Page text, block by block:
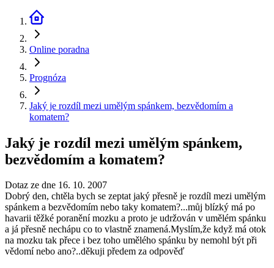
Online poradna
Prognóza
Jaký je rozdíl mezi umělým spánkem, bezvědomím a
komatem?
Jaký je rozdíl mezi umělým spánkem,
bezvědomím a komatem?
Dotaz ze dne 16. 10. 2007
Dobrý den, chtěla bych se zeptat jaký přesně je rozdíl mezi umělým
spánkem a bezvědomím nebo taky komatem?...můj blízký má po
havarii těžké poranění mozku a proto je udržován v umělém spánku
a já přesně nechápu co to vlastně znamená.Myslím,že když má otok
na mozku tak přece i bez toho umělého spánku by nemohl být při
vědomí nebo ano?..děkuji předem za odpověď